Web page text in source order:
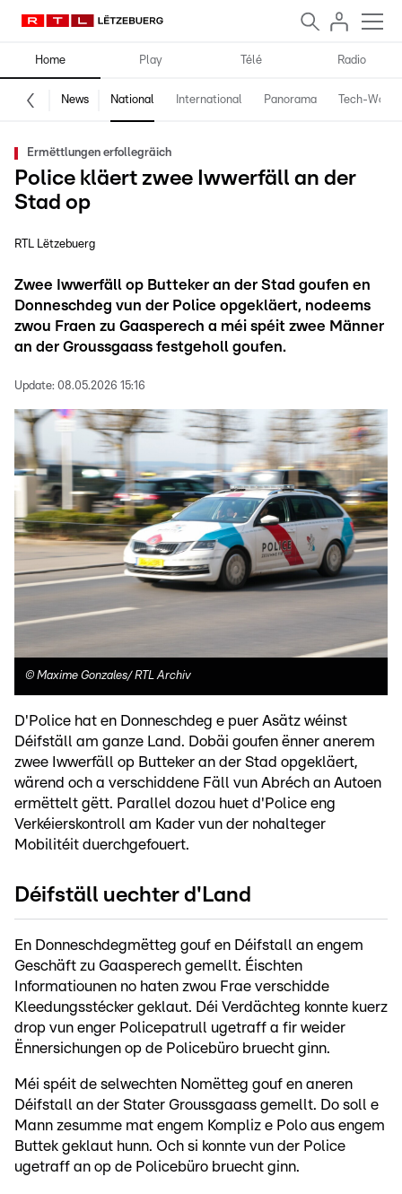
Home Play Télé Radio
News National International Panorama Tech-World
Ermëttlungen erfollegräich
Police kläert zwee Iwwerfäll an der
Stad op
RTL Lëtzebuerg
Zwee Iwwerfäll op Butteker an der Stad goufen en
Donneschdeg vun der Police opgekläert, nodeems
zwou Fraen zu Gaasperech a méi spéit zwee Männer
an der Groussgaass festgeholl goufen.
Update: 08.05.2026 15:16
© Maxime Gonzales/ RTL Archiv
D'Police hat en Donneschdeg e puer Asätz wéinst
Déifställ am ganze Land. Dobäi goufen ënner anerem
zwee Iwwerfäll op Butteker an der Stad opgekläert,
wärend och a verschiddene Fäll vun Abréch an Autoen
ermëttelt gëtt. Parallel dozou huet d'Police eng
Verkéierskontroll am Kader vun der nohalteger
Mobilitéit duerchgefouert.
Déifställ uechter d'Land
En Donneschdegmëtteg gouf en Déifstall an engem
Geschäft zu Gaasperech gemellt. Éischten
Informatiounen no haten zwou Frae verschidde
Kleedungsstécker geklaut. Déi Verdächteg konnte kuerz
drop vun enger Policepatrull ugetraff a fir weider
Ënnersichungen op de Policebüro bruecht ginn.
Méi spéit de selwechten Nomëtteg gouf en aneren
Déifstall an der Stater Groussgaass gemellt. Do soll e
Mann zesumme mat engem Kompliz e Polo aus engem
Buttek geklaut hunn. Och si konnte vun der Police
ugetraff an op de Policebüro bruecht ginn.